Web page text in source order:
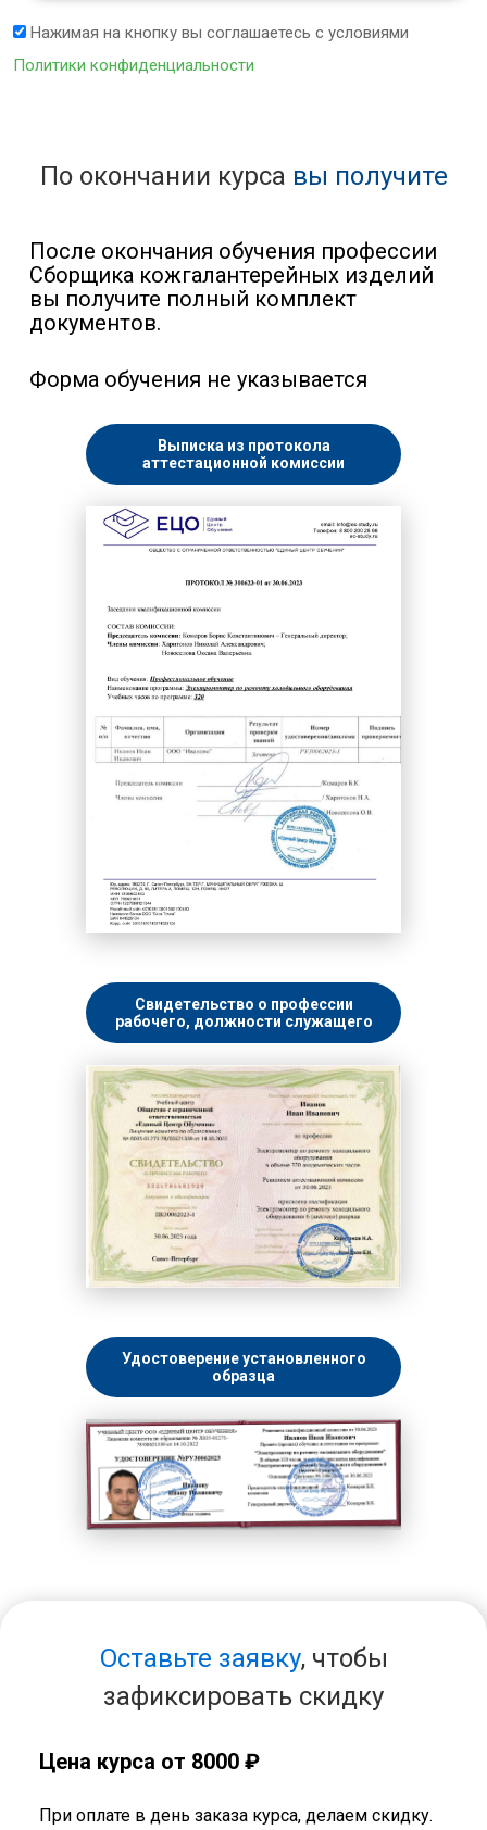
Нажимая на кнопку вы соглашаетесь с условиями
Политики конфиденциальности
По окончании курса вы получите
После окончания обучения профессии
Сборщика кожгалантерейных изделий
вы получите полный комплект
документов.
Форма обучения не указывается
Выписка из протокола
аттестационной комиссии
Свидетельство о профессии
рабочего, должности служащего
Удостоверение установленного
образца
Оставьте заявку, чтобы
зафиксировать скидку
Цена курса от 8000 ₽
При оплате в день заказа курса, делаем скидку.